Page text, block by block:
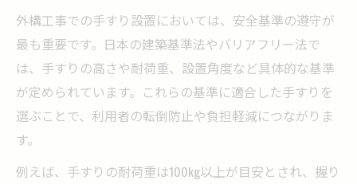
外構工事での手すり設置においては、安全基準の遵守が
最も重要です。日本の建築基準法やバリアフリー法で
は、手すりの高さや耐荷重、設置角度など具体的な基準
が定められています。これらの基準に適合した手すりを
選ぶことで、利用者の転倒防止や負担軽減につながりま
す。
例えば、手すりの耐荷重は100kg以上が目安とされ、握り